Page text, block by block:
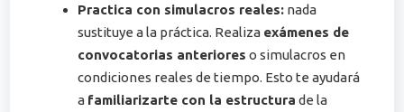
Practica con simulacros reales: nada
sustituye a la práctica. Realiza exámenes de
convocatorias anteriores o simulacros en
condiciones reales de tiempo​. Esto te ayudará
a familiarizarte con la estructura de la